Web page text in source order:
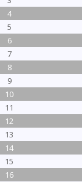
4
5
6
7
8
9
10
11
12
13
14
15
16